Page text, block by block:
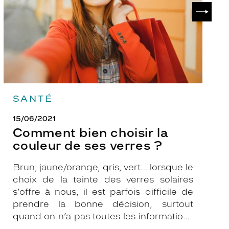
SANTÉ
15/06/2021
Comment bien choisir la
couleur de ses verres ?
Brun, jaune/orange, gris, vert… lorsque le
choix de la teinte des verres solaires
s’offre à nous, il est parfois difficile de
prendre la bonne décision, surtout
quand on n’a pas toutes les informations
verres